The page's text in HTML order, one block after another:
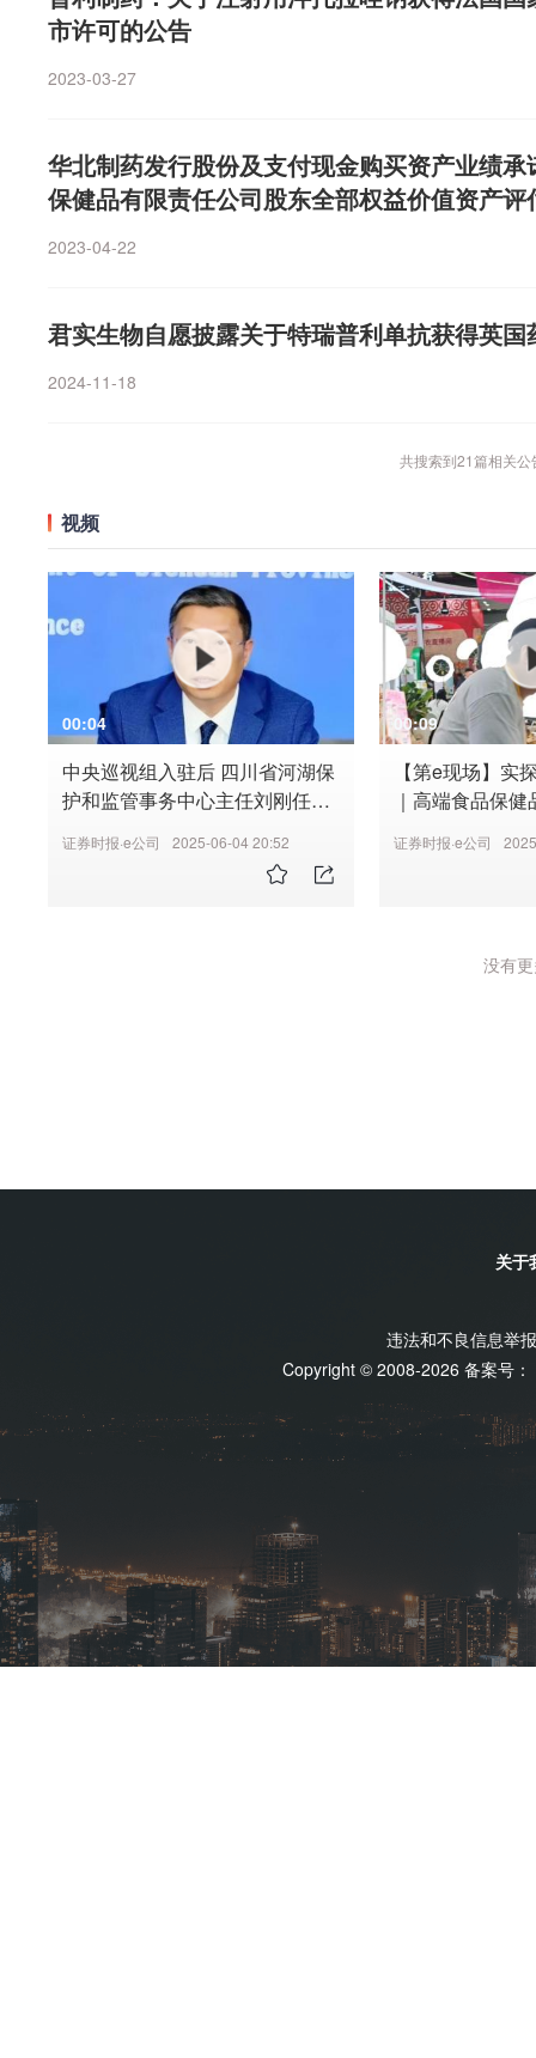
市许可的公告
2023-03-27
华北制药发行股份及支付现金购买资产业绩
保健品有限责任公司股东全部权益价值资产评
2023-04-22
君实生物自愿披露关于特瑞普利单抗获得英
2024-11-18
共搜索到21篇相关公
视频
00:04
中央巡视组入驻后 四川省河湖保
护和监管事务中心主任刘刚任上
证券时报·e公司 2025-06-04 20:52
00:09
【第e现场】实
｜高端食品保
证券时报·e公司
没有
关于
违法和不良信息举
Copyright © 2008-2026 备案号：